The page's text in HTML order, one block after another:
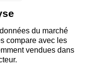
du marché
compare avec les
vendues dans